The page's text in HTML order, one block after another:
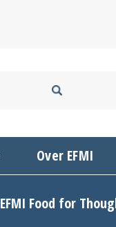
Over EFMI
EFMI Food for